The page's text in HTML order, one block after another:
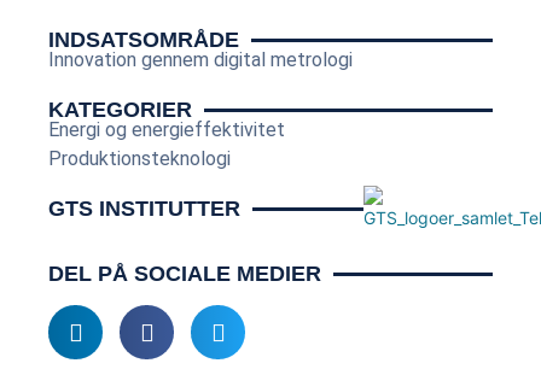
INDSATSOMRÅDE
Innovation gennem digital metrologi
KATEGORIER
Energi og energieffektivitet
Produktionsteknologi
GTS INSTITUTTER
DEL PÅ SOCIALE MEDIER